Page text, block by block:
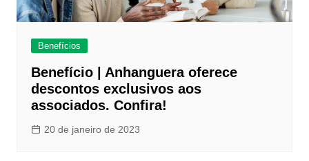
Benefícios
Benefício | Anhanguera oferece
descontos exclusivos aos
associados. Confira!
20 de janeiro de 2023